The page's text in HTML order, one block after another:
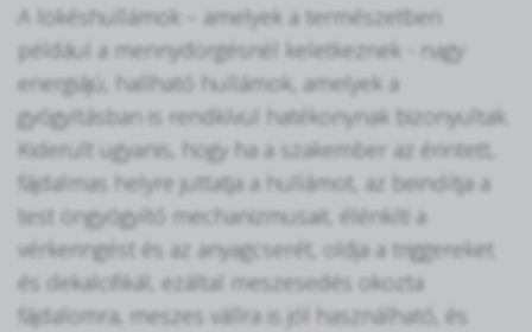
A lökéshullámok – amelyek a természetben
például a mennydörgésnél keletkeznek - nagy
energiájú, hallható hullámok, amelyek a
gyógyításban is rendkívül hatékonynak bizonyultak.
Kiderült ugyanis, hogy ha a szakember az érintett,
fájdalmas helyre juttatja a hullámot, az beindítja a
test öngyógyító mechanizmusait, élénkíti a
vérkeringést és az anyagcserét, oldja a triggereket
és dekalcifikál, ezáltal meszesedés okozta
fájdalomra, meszes vállra is jól használható, és